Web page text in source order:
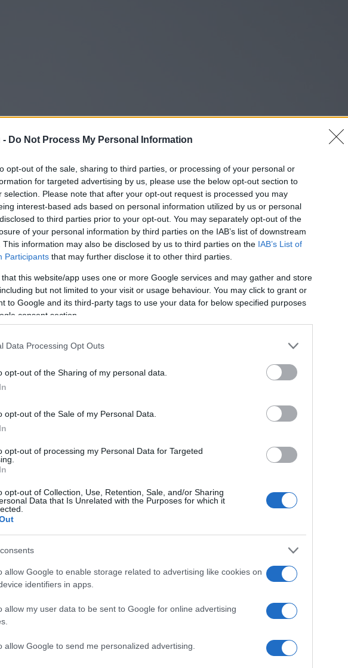
- Do Not Process My Personal Information
opt-out of the sale, sharing to third parties, or processing of your personal or
for targeted advertising by us, please use the below opt-out section to
selection. Please note that after your opt-out request is processed you may
interest-based ads based on personal information utilized by us or personal
to third parties prior to your opt-out. You may separately opt-out of the
of your personal information by third parties on the IAB’s list of downstream
This information may also be disclosed by us to third parties on the IAB’s List of
Participants that may further disclose it to other third parties.
that this website/app uses one or more Google services and may gather and store
but not limited to your visit or usage behaviour. You may click to grant or
to Google and its third-party tags to use your data for below specified purposes
consent section.
Data Processing Opt Outs
opt-out of the Sharing of my personal data.
opt-out of the Sale of my Personal Data.
opt-out of processing my Personal Data for Targeted
opt-out of Collection, Use, Retention, Sale, and/or Sharing
Data that Is Unrelated with the Purposes for which it
allow Google to enable storage related to advertising like cookies on
identifiers in apps.
allow my user data to be sent to Google for online advertising
allow Google to send me personalized advertising.
a manézsban életre keljen? Van-e humora a Mona Lisának? Mi járhat Picasso,
Charles Demuth, Gustav Klimt vagy Frida Kahlo híres festményei? A
valóság mögötti valóság. Ahogy a gyermeki fantázia végtelen, úgy elevenednek
a kőből faragott alakok bújócskázni kezdenek velünk, a festett figurák ölükbe